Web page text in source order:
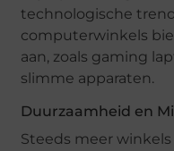
technologische
computerwinkels
aan, zoals gaming
slimme apparaten.
Duurzaamheid en
Steeds meer